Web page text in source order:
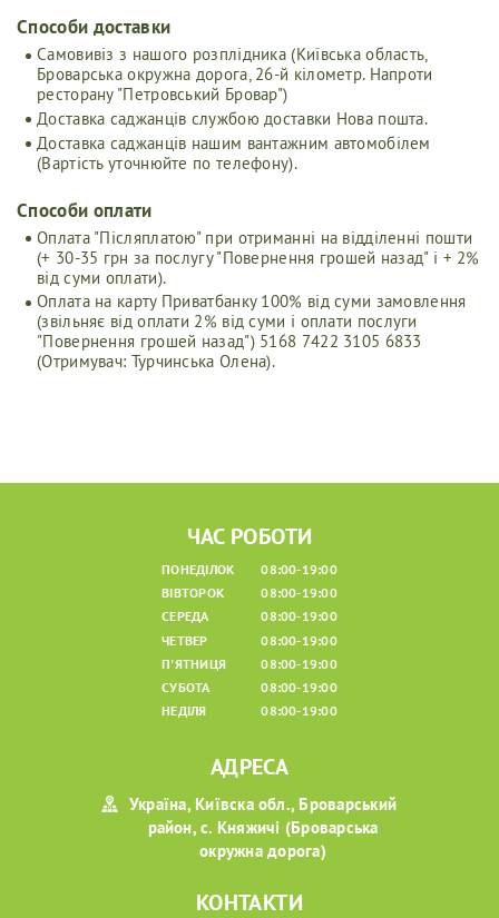
Cпособи доставки
Самовивіз з нашого розплідника (Київська область,
Броварська окружна дорога, 26-й кілометр. Напроти
ресторану "Петровський Бровар")
Доставка саджанців службою доставки Нова пошта.
Доставка саджанців нашим вантажним автомобілем
(Вартість уточнюйте по телефону).
Способи оплати
Оплата "Післяплатою" при отриманні на відділенні пошти
(+ 30-35 грн за послугу "Повернення грошей назад" і + 2%
від суми оплати).
Оплата на карту Приватбанку 100% від суми замовлення
(звільняє від оплати 2% від суми і оплати послуги
"Повернення грошей назад") 5168 7422 3105 6833
(Отримувач: Турчинська Олена).
ЧАС РОБОТИ
ПОНЕДІЛОК
08:00-19:00
ВІВТОРОК
08:00-19:00
СЕРЕДА
08:00-19:00
ЧЕТВЕР
08:00-19:00
П'ЯТНИЦЯ
08:00-19:00
СУБОТА
08:00-19:00
НЕДІЛЯ
08:00-19:00
АДРЕСА
Україна, Київска обл., Броварський
район, с. Княжичі (Броварська
окружна дорога)
КОНТАКТИ